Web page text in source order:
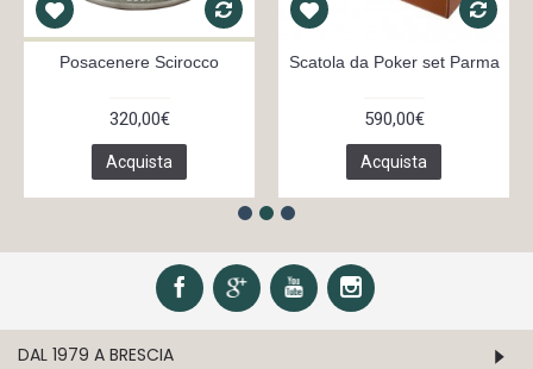
Posacenere Scirocco
320,00€
Acquista
Scatola da Poker set Parma
590,00€
Acquista
DAL 1979 A BRESCIA